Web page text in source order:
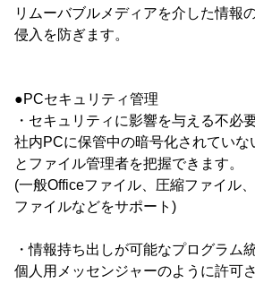
リムーバブルメディアを介した情報
侵入を防ぎます。
●PCセキュリティ管理
・セキュリティに影響を与える不必
社内PCに保管中の暗号化されていな
とファイル管理者を把握できます。
(一般Officeファイル、圧縮ファイル
ファイルなどをサポート)
・情報持ち出しが可能なプログラム
個人用メッセンジャーのように許可